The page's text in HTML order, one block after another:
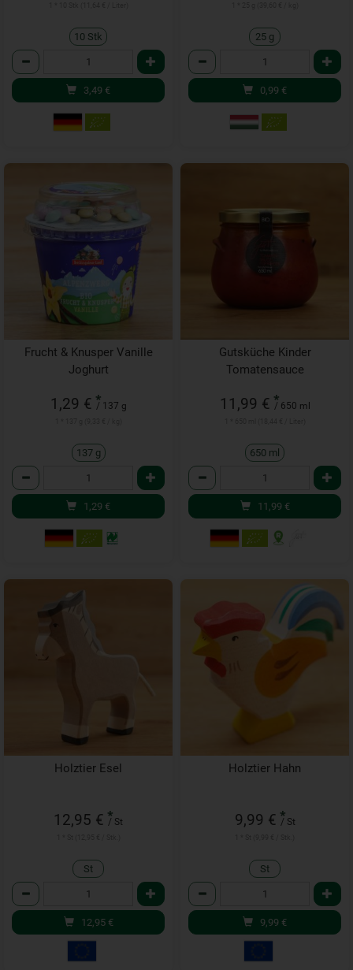
10 Stk
Anzahl
3,49 €
25 g
Anzahl
0,99 €
Frucht & Knusper Vanille
Joghurt
1,29 € *
/ 137 g
137 g
Anzahl
1,29 €
Gutsküche Kinder
Tomatensauce
11,99 € *
/ 650 ml
650 ml
Anzahl
11,99 €
Holztier Esel
12,95 € *
/ St
St
Anzahl
12,95 €
Holztier Hahn
9,99 € *
/ St
St
Anzahl
9,99 €